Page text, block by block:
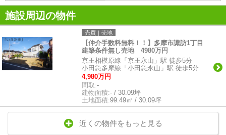
施設周辺の物件
売買｜売地
【仲介手数料無料！！】多摩市諏訪1丁目
建築条件無し売地 4980万円
京王相模原線「京王永山」駅 徒歩5分
小田急多摩線「小田急永山」駅 徒歩5分
4,980万円
間取:-
建物面積:- / 30.09坪
土地面積:99.49㎡ / 30.09坪
近くの物件をもっと見る